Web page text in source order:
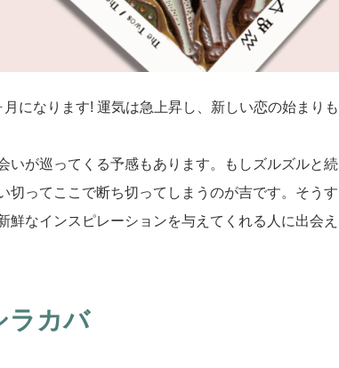
になります! 運気は急上昇し、新しい恋の始まりも
いが巡ってくる予感もあります。もしズルズルと続
切ってここで断ち切ってしまうのが吉です。そうす
鮮なインスピレーションを与えてくれる人に出会え
ラカバ